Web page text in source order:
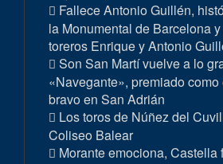
Fallece Antonio Guillén,
la Monumental de Barcelona
toreros Enrique y Antonio
Son San Martí vuelve a lo
«Navegante», premiado
bravo en San Adrián
Los toros de Núñez del
Coliseo Balear
Morante emociona, Castella